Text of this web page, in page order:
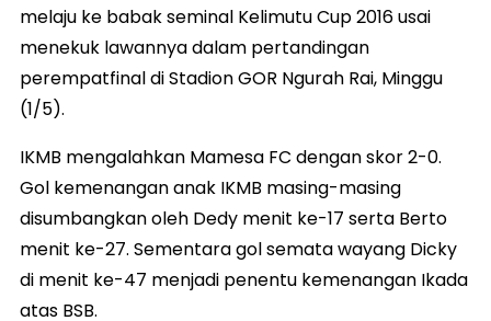
melaju ke babak seminal Kelimutu Cup 2016 usai
menekuk lawannya dalam pertandingan
perempatfinal di Stadion GOR Ngurah Rai, Minggu
(1/5).
IKMB mengalahkan Mamesa FC dengan skor 2-0.
Gol kemenangan anak IKMB masing-masing
disumbangkan oleh Dedy menit ke-17 serta Berto
menit ke-27. Sementara gol semata wayang Dicky
di menit ke-47 menjadi penentu kemenangan Ikada
atas BSB.